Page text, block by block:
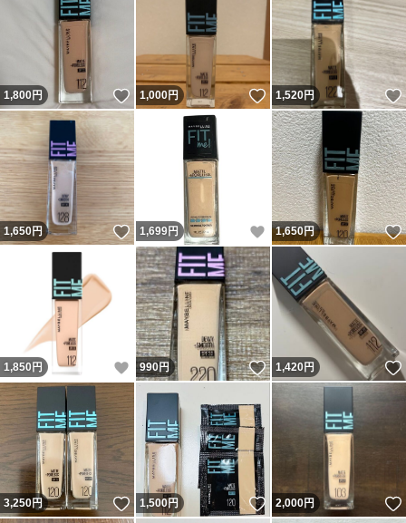
1,800円 いいね！
1,000円 いいね！
1,520円
1,650円 いいね！
1,699円 いいね！
1,650円
1,850 円 いいね！
990円 いいね！
1,420円
3,250円 いいね！
1,500円 いいね！
2,000円